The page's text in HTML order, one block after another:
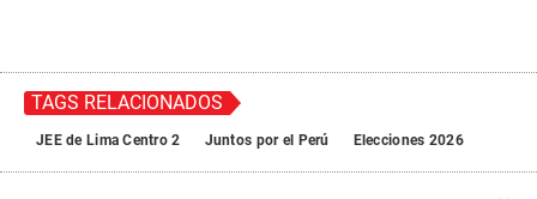
TAGS RELACIONADOS
JEE de Lima Centro 2 Juntos por el Perú Elecciones 2026